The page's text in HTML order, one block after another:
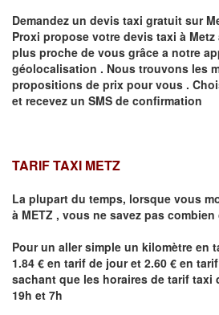
Demandez un devis taxi gratuit sur
Proxi propose votre devis taxi à Metz
plus proche de vous grâce a notre
géolocalisation . Nous trouvons les
propositions de prix pour vous .
et recevez un SMS de confirmation
TARIF TAXI METZ
La plupart du temps, lorsque vous
à METZ , vous ne savez pas combien
Pour un aller simple un kilomètre en
1.84 € en tarif de jour et 2.60 € en
sachant que les horaires de tarif taxi
19h et 7h